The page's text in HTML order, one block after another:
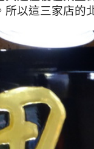
所以這三家店的